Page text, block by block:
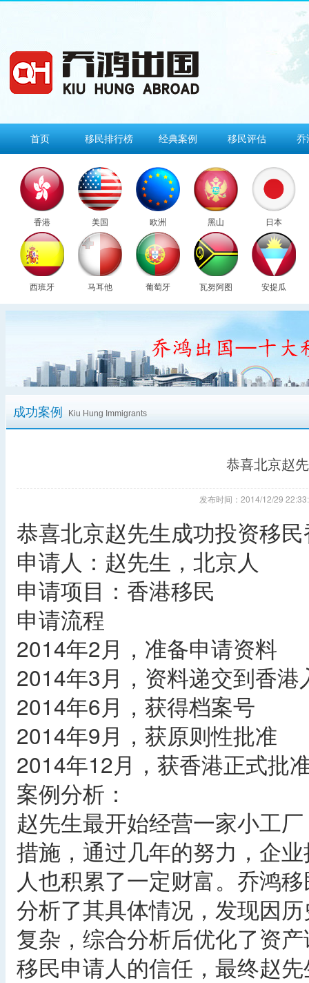
首页 移民排行榜 经典案例 移民评估 乔
香港 美国 欧洲 黑山 日本
西班牙 马耳他 葡萄牙 瓦努阿图 安提瓜
成功案例 Kiu Hung Immigrants
恭喜北京赵
发布时间：2014/12/29
恭喜北京赵先生成功投资移
申请人：赵先生，北京人
申请项目：香港移民
申请流程
2014年2月，准备申请资料
2014年3月，资料递交到香港
2014年6月，获得档案号
2014年9月，获原则性批准
2014年12月，获香港正式批
案例分析：
赵先生最开始经营一家小工
措施，通过几年的努力，企
人也积累了一定财富。乔鸿
分析了其具体情况，发现因
复杂，综合分析后优化了资
移民申请人的信任，最终赵